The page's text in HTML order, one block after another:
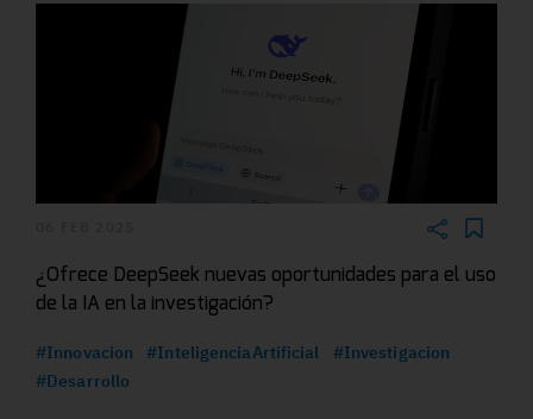
¿Ofrece DeepSeek nuevas oportunidades para el uso
de la IA en la investigación?
#Innovacion #InteligenciaArtificial
#Investigacion
#Desarrollo